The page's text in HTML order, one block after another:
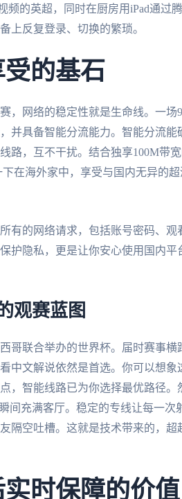
频的英超，同时在厨房用iPad通过
上反复登录、切换的繁琐。
的基石
，网络的稳定性就是生命线。一场
并具备智能分流能力。智能分流能
路，互不干扰。结合独享100M带
在海外家中，享受与国内无异的
有的网络请求，包括账号密码、观
护隐私，更是让你安心使用国内平
观赛蓝图
哥联合举办的世界杯。届时赛事横
中文解说依然是首选。你可以想象
，智能线路已为你选择最优路径。
间充满客厅。稳定的专线让每一次
隔空吐槽。这就是技术带来的，超
时保障的价值